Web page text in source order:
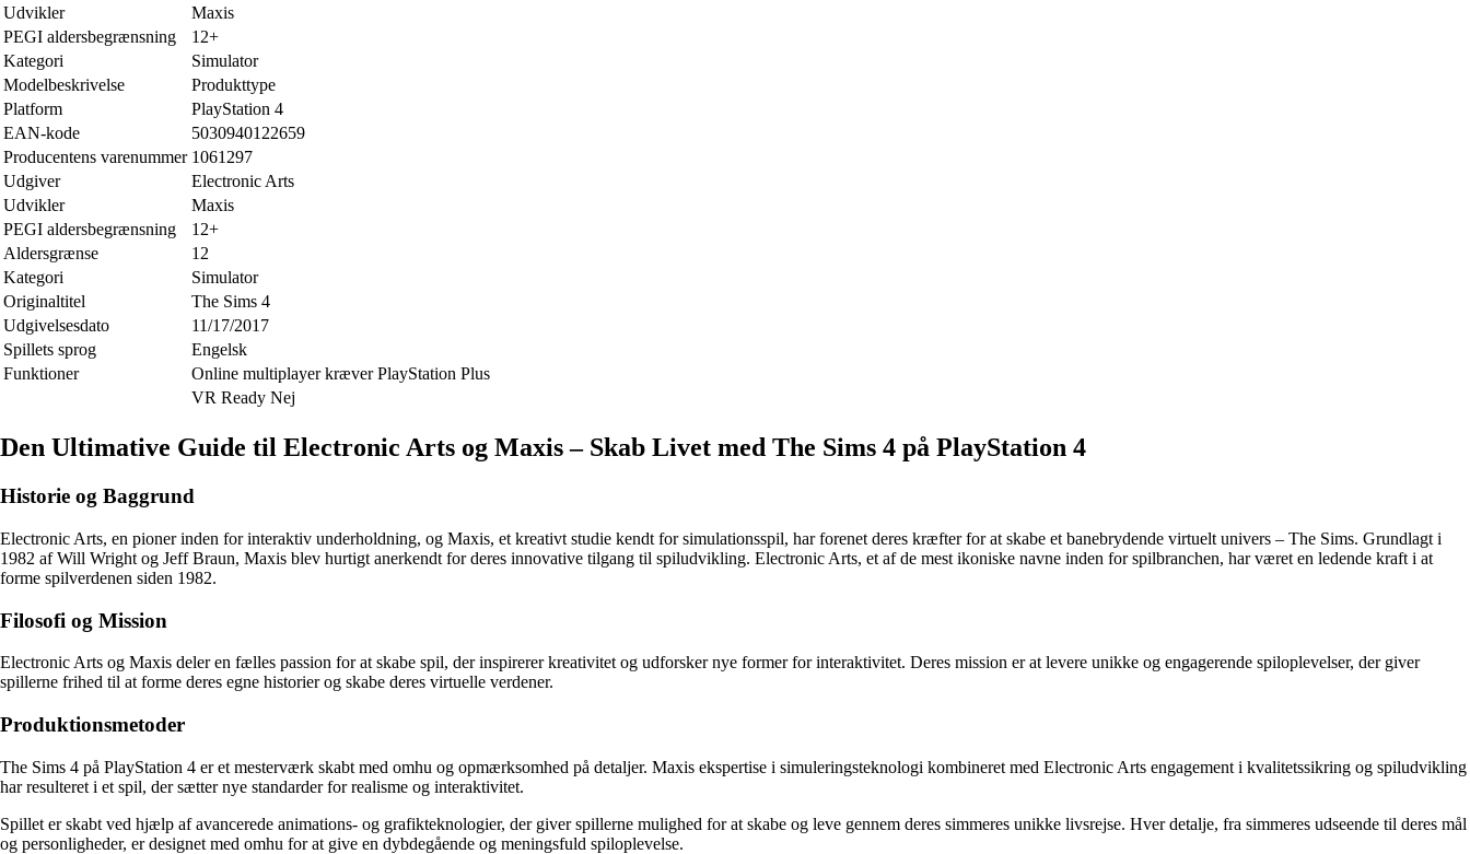
Udvikler
Maxis
PEGI aldersbegrænsning
12+
Kategori
Simulator
Modelbeskrivelse
Produkttype
Platform
PlayStation 4
EAN-kode
5030940122659
Producentens varenummer 1061297
Udgiver
Electronic Arts
Udvikler
Maxis
PEGI aldersbegrænsning
12+
Aldersgrænse
12
Kategori
Simulator
Originaltitel
The Sims 4
Udgivelsesdato
11/17/2017
Spillets sprog
Engelsk
Funktioner
Online multiplayer kræver PlayStation Plus
VR Ready Nej
Den Ultimative Guide til Electronic Arts og Maxis – Skab Livet med The Sims 4 på PlayStation 4
Historie og Baggrund
Electronic Arts, en pioner inden for interaktiv underholdning, og Maxis, et kreativt studie kendt for simulationsspil, har forenet deres kræfter for at skabe et banebrydende virtuelt univers – The Sims. Grundlagt i
1982 af Will Wright og Jeff Braun, Maxis blev hurtigt anerkendt for deres innovative tilgang til spiludvikling. Electronic Arts, et af de mest ikoniske navne inden for spilbranchen, har været en ledende kraft i at
forme spilverdenen siden 1982.
Filosofi og Mission
Electronic Arts og Maxis deler en fælles passion for at skabe spil, der inspirerer kreativitet og udforsker nye former for interaktivitet. Deres mission er at levere unikke og engagerende spiloplevelser, der giver
spillerne frihed til at forme deres egne historier og skabe deres virtuelle verdener.
Produktionsmetoder
The Sims 4 på PlayStation 4 er et mesterværk skabt med omhu og opmærksomhed på detaljer. Maxis ekspertise i simuleringsteknologi kombineret med Electronic Arts engagement i kvalitetssikring og spiludvikling
har resulteret i et spil, der sætter nye standarder for realisme og interaktivitet.
Spillet er skabt ved hjælp af avancerede animations- og grafikteknologier, der giver spillerne mulighed for at skabe og leve gennem deres simmeres unikke livsrejse. Hver detalje, fra simmeres udseende til deres mål
og personligheder, er designet med omhu for at give en dybdegående og meningsfuld spiloplevelse.